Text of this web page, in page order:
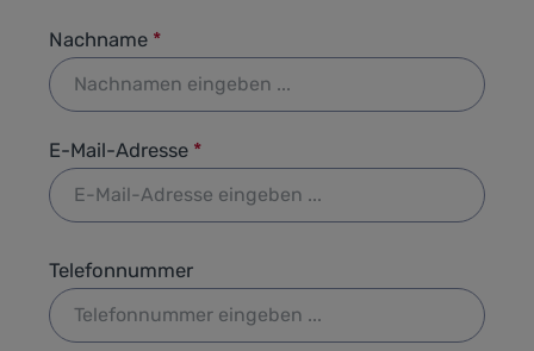
Nachname *
E-Mail-Adresse *
Telefonnummer